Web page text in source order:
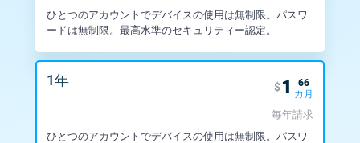
ひとつのアカウントでデバイスの使用は無制限。 パスワ
ードは無制限。最高水準のセキュリティー認定。
1年 $ 1
66
カ月
毎年請求
ひとつのアカウントでデバイスの使用は無制限。 パスワ